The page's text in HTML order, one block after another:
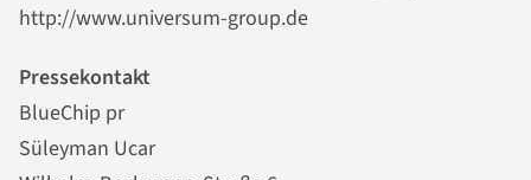
http://www.universum-group.de
Pressekontakt
BlueChip pr
Süleyman Ucar